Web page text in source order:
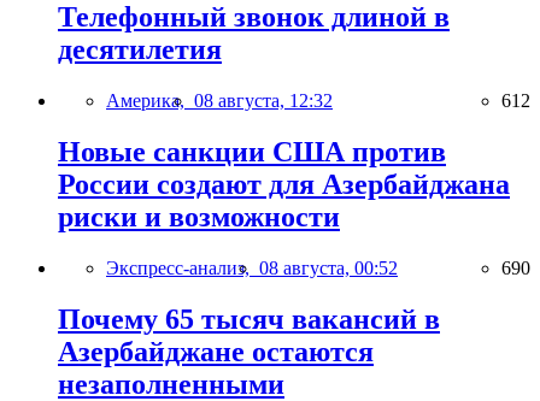
Телефонный звонок длиной в
десятилетия
Америка, 08 августа, 12:32 612
Новые санкции США против
России создают для Азербайджана
риски и возможности
Экспресс-анализ, 08 августа, 00:52 690
Почему 65 тысяч вакансий в
Азербайджане остаются
незаполненными